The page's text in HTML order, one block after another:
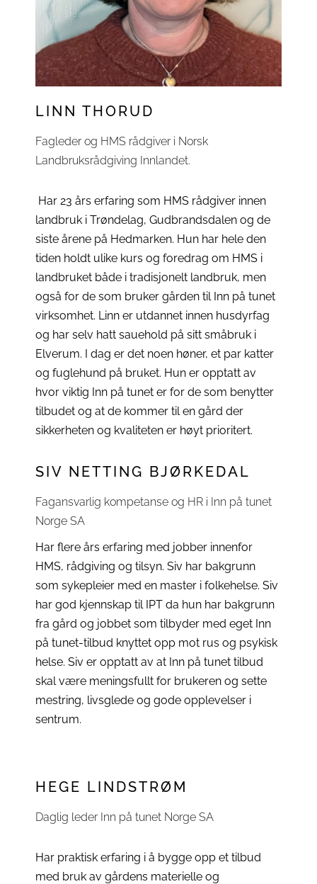
LINN THORUD
Fagleder og HMS rådgiver i Norsk
Landbruksrådgiving Innlandet.
Har 23 års erfaring som HMS rådgiver innen
landbruk i Trøndelag, Gudbrandsdalen og de
siste årene på Hedmarken. Hun har hele den
tiden holdt ulike kurs og foredrag om HMS i
landbruket både i tradisjonelt landbruk, men
også for de som bruker gården til Inn på tunet
virksomhet. Linn er utdannet innen husdyrfag
og har selv hatt sauehold på sitt småbruk i
Elverum. I dag er det noen høner, et par katter
og fuglehund på bruket. Hun er opptatt av
hvor viktig Inn på tunet er for de som benytter
tilbudet og at de kommer til en gård der
sikkerheten og kvaliteten er høyt prioritert.
SIV NETTING BJØRKEDAL
Fagansvarlig kompetanse og HR i Inn på tunet
Norge SA
Har flere års erfaring med jobber innenfor
HMS, rådgiving og tilsyn. Siv har bakgrunn
som sykepleier med en master i folkehelse. Siv
har god kjennskap til IPT da hun har bakgrunn
fra gård og jobbet som tilbyder med eget Inn
på tunet-tilbud knyttet opp mot rus og psykisk
helse. Siv er opptatt av at Inn på tunet tilbud
skal være meningsfullt for brukeren og sette
mestring, livsglede og gode opplevelser i
sentrum.
HEGE LINDSTRØM
Daglig leder Inn på tunet Norge SA
Har praktisk erfaring i å bygge opp et tilbud
med bruk av gårdens materielle og